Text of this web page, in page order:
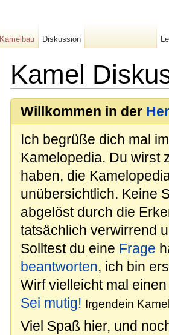
Kamel
Willkommen in der
Ich begrüße dich mal
Kamelopedia. Du wirst
haben, die
unübersichtlich. Keine
abgelöst durch die
tatsächlich verwirrend
Solltest du eine Frage
beantworten, ich bin
Wirf vielleicht mal
Sei mutig! Irgendein
Viel Spaß hier, und
Kamelbau Diskussion